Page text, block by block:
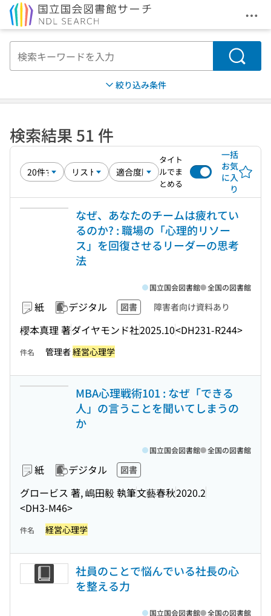
メ
検索
絞り込み条件
検索結果 51 件
タイト
ルでま
とめる
一括
お気
に入
り
なぜ、あなたのチームは疲れてい
るのか? : 職場の「心理的リソー
ス」を回復させるリーダーの思考
法
紙 デジタル 図書 障害者向け資料あり
櫻本真理 著ダイヤモンド社2025.10<DH231-R244>
国立国会図書館 全国の図書館
件名 管理者経営心理学
MBA心理戦術101 : なぜ「できる
人」の言うことを聞いてしまうの
か
紙 デジタル 図書
グロービス 著, 嶋田毅 執筆文藝春秋2020.2
<DH3-M46>
国立国会図書館 全国の図書館
件名 経営心理学
社員のことで悩んでいる社長の心
を整える力
国立国会図書館 全国の図書館